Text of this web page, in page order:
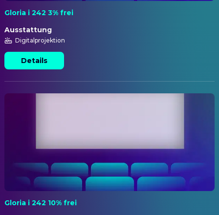
Gloria i 242 3% frei
Ausstattung
Digitalprojektion
Details
Gloria i 242 10% frei